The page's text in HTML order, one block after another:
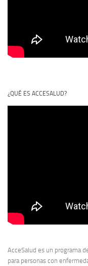
¿QUÉ ES ACCESALUD?
AcceSalud es un programa
para personas con